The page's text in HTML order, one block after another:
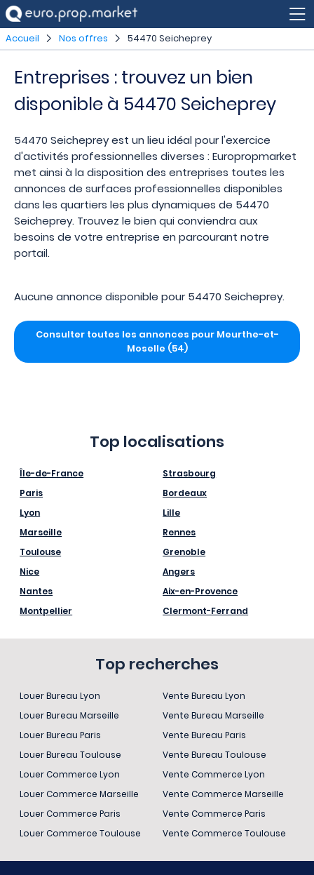
Accueil Nos offres 54470 Seicheprey
Entreprises : trouvez un bien
disponible à 54470 Seicheprey
54470 Seicheprey est un lieu idéal pour l'exercice
d'activités professionnelles diverses : Europropmarket
met ainsi à la disposition des entreprises toutes les
annonces de surfaces professionnelles disponibles
dans les quartiers les plus dynamiques de 54470
Seicheprey. Trouvez le bien qui conviendra aux
besoins de votre entreprise en parcourant notre
portail.
Aucune annonce disponible pour 54470 Seicheprey.
Consulter toutes les annonces pour Meurthe-et-
Moselle (54)
Top localisations
Île-de-France
Paris
Lyon
Marseille
Toulouse
Nice
Nantes
Montpellier
Strasbourg
Bordeaux
Lille
Rennes
Grenoble
Angers
Aix-en-Provence
Clermont-Ferrand
Top recherches
Louer Bureau Lyon
Louer Bureau Marseille
Louer Bureau Paris
Louer Bureau Toulouse
Louer Commerce Lyon
Louer Commerce Marseille
Louer Commerce Paris
Louer Commerce Toulouse
Vente Bureau Lyon
Vente Bureau Marseille
Vente Bureau Paris
Vente Bureau Toulouse
Vente Commerce Lyon
Vente Commerce Marseille
Vente Commerce Paris
Vente Commerce Toulouse